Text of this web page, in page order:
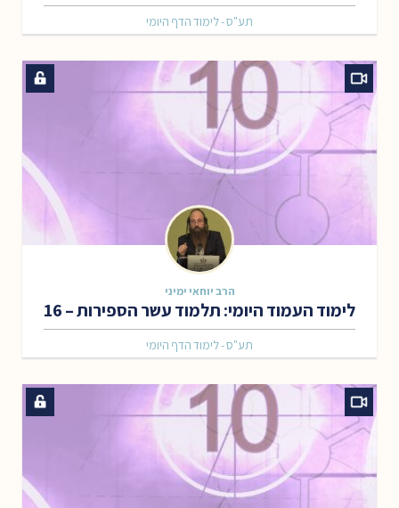
תע"ס - לימוד הדף היומי
הרב יוחאי ימיני
לימוד העמוד היומי: תלמוד עשר הספירות – 16
תע"ס - לימוד הדף היומי